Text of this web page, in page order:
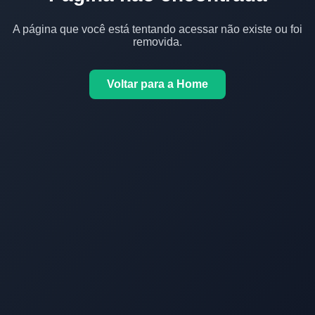
A página que você está tentando acessar não existe ou foi
removida.
Voltar para a Home